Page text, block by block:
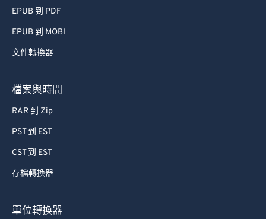
EPUB 到 PDF
EPUB 到 MOBI
文件轉換器
檔案與時間
RAR 到 Zip
PST 到 EST
CST 到 EST
存檔轉換器
單位轉換器